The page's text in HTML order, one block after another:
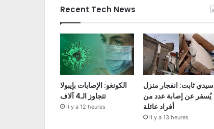
Recent Tech News
الكونغو: الإصابات بإيبولا
تتجاوز الـ4 آلاف
il y a 12 heures
سيدي ثابت: انفجار منزل
يُسفر عن إصابة عدد من
أفراد عائلة
il y a 13 heures